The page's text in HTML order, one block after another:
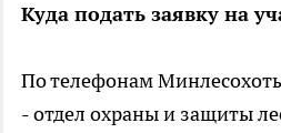
Куда подать заявку на
По телефонам
- отдел охраны и защиты